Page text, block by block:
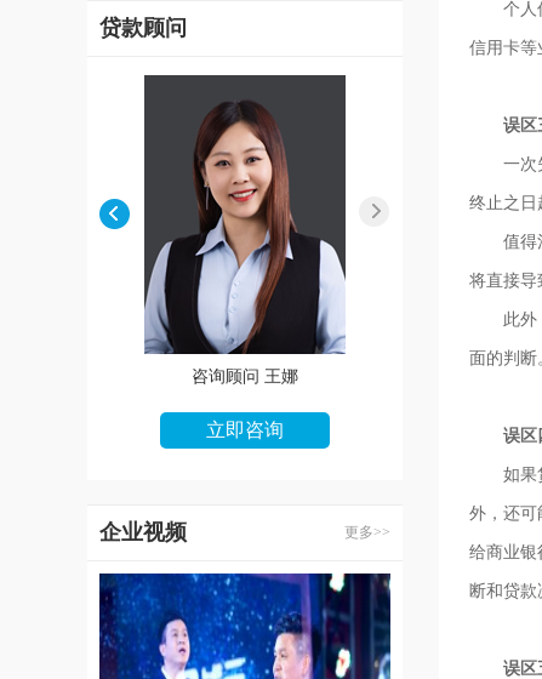
贷款顾问
咨询顾问 王娜
立即咨询
企业视频 更多>>
个人信
信用卡等
误区
一次失
终止之日
值得注
将直接导
此外，
面的判断
误区
如果贷
外，还可
给商业银
断和贷款
误区五